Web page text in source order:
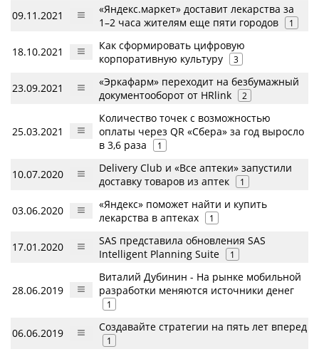
09.11.2021
«Яндекс.маркет» доставит лекарства за
1–2 часа жителям еще пяти городов
1
18.10.2021
Как сформировать цифровую
корпоративную культуру
3
23.09.2021
«Эркафарм» переходит на безбумажный
документооборот от HRlink
2
25.03.2021
Количество точек с возможностью
оплаты через QR «Сбера» за год выросло
в 3,6 раза
1
10.07.2020
Delivery Club и «Все аптеки» запустили
доставку товаров из аптек
1
03.06.2020
«Яндекс» поможет найти и купить
лекарства в аптеках
1
17.01.2020
SAS представила обновления SAS
Intelligent Planning Suite
1
28.06.2019
Виталий Дубинин - На рынке мобильной
разработки меняются источники денег
1
06.06.2019 Создавайте стратегии на пять лет вперед
1